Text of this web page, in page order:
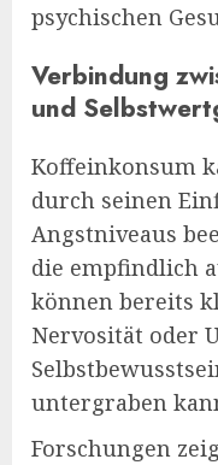
psychischen
Verbindung
und
Koffeinkonsum
durch seinen
Angstniveaus
die empfindlich
können bereits
Nervosität oder
untergraben
Forschungen